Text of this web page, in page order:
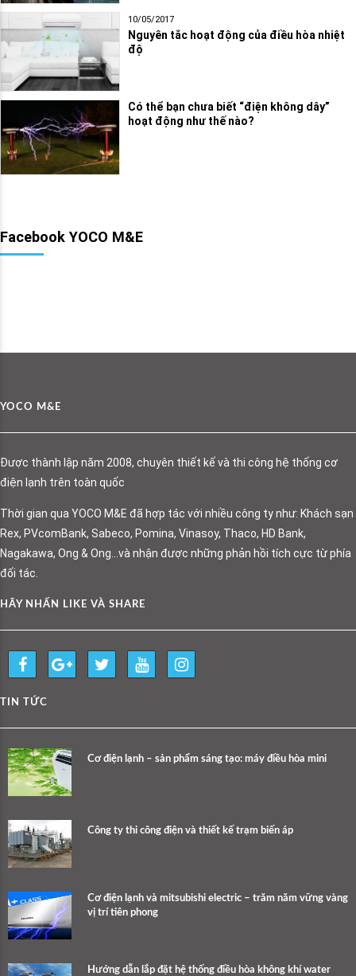
10/05/2017
Nguyên tắc hoạt động của điều hòa nhiệt
độ
Có thể bạn chưa biết “điện không dây”
hoạt động như thế nào?
Facebook YOCO M&E
YOCO M&E
Được thành lập năm 2008, chuyên thiết kế và thi công hệ thống cơ
điện lạnh trên toàn quốc
Thời gian qua YOCO M&E đã hợp tác với nhiều công ty như: Khách sạn
Rex, PVcomBank, Sabeco, Pomina, Vinasoy, Thaco, HD Bank,
Nagakawa, Ong & Ong…và nhận được những phản hồi tích cực từ phía
đối tác.
HÃY NHẤN LIKE VÀ SHARE
TIN TỨC
Cơ điện lạnh – sản phẩm sáng tạo: máy điều hòa mini
Công ty thi công điện và thiết kế trạm biến áp
Cơ điện lạnh và mitsubishi electric – trăm năm vững vàng
vị trí tiên phong
Hướng dẫn lắp đặt hệ thống điều hòa không khí water